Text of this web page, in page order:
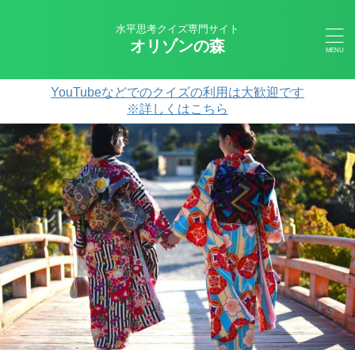
水平思考クイズ専門サイト
オリゾンの森
YouTubeなどでのクイズの利用は大歓迎です
※詳しくはこちら